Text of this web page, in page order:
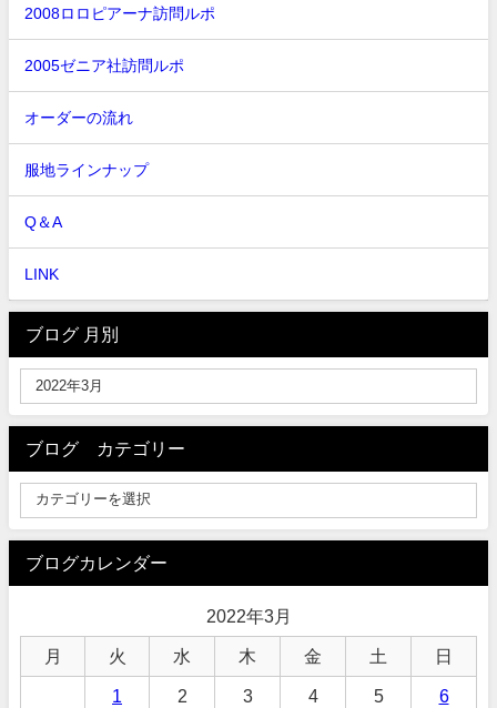
2008ロロピアーナ訪問ルポ
2005ゼニア社訪問ルポ
オーダーの流れ
服地ラインナップ
Q＆A
LINK
ブログ 月別
ブログ カテゴリー
ブログカレンダー
2022年3月
月 火 水 木 金 土 日
1 2 3 4 5 6